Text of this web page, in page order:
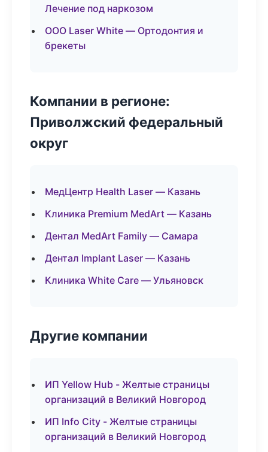
Лечение под наркозом
ООО Laser White — Ортодонтия и
брекеты
Компании в регионе:
Приволжский федеральный
округ
МедЦентр Health Laser — Казань
Клиника Premium MedArt — Казань
Дентал MedArt Family — Самара
Дентал Implant Laser — Казань
Клиника White Care — Ульяновск
Другие компании
ИП Yellow Hub - Желтые страницы
организаций в Великий Новгород
ИП Info City - Желтые страницы
организаций в Великий Новгород